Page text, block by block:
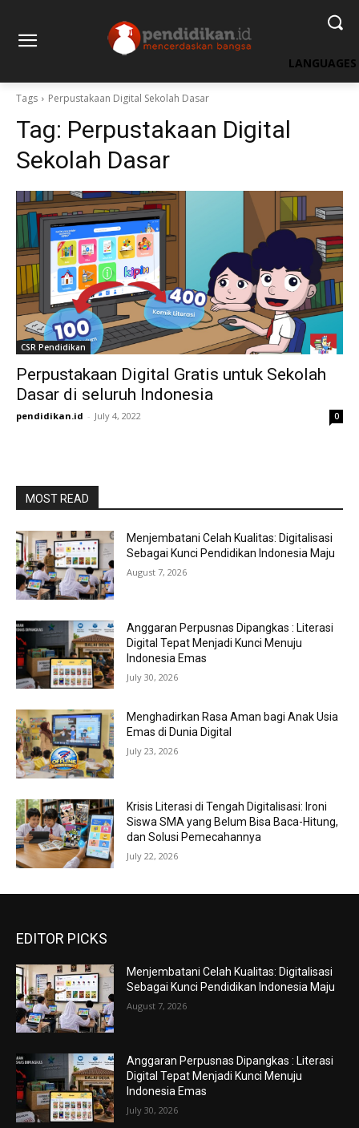
LANGUAGES
Tags Perpustakaan Digital Sekolah Dasar
Tag: Perpustakaan Digital
Sekolah Dasar
CSR Pendidikan
Perpustakaan Digital Gratis untuk Sekolah
Dasar di seluruh Indonesia
pendidikan.id - July 4, 2022 0
MOST READ
Menjembatani Celah Kualitas: Digitalisasi
Sebagai Kunci Pendidikan Indonesia Maju
August 7, 2026
Anggaran Perpusnas Dipangkas : Literasi
Digital Tepat Menjadi Kunci Menuju
Indonesia Emas
July 30, 2026
Menghadirkan Rasa Aman bagi Anak Usia
Emas di Dunia Digital
July 23, 2026
Krisis Literasi di Tengah Digitalisasi: Ironi
Siswa SMA yang Belum Bisa Baca-Hitung,
dan Solusi Pemecahannya
July 22, 2026
EDITOR PICKS
Menjembatani Celah Kualitas: Digitalisasi
Sebagai Kunci Pendidikan Indonesia Maju
August 7, 2026
Anggaran Perpusnas Dipangkas : Literasi
Digital Tepat Menjadi Kunci Menuju
Indonesia Emas
July 30, 2026